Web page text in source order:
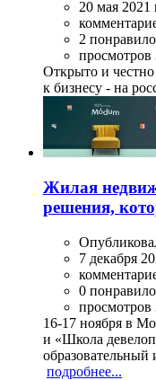
20 мая 2021
2
просмотров
Открыто и честно
к бизнесу - на
Жилая
решения,
7 декабря
0
просмотров
16-17 ноября в
и «Школа
подробнее...